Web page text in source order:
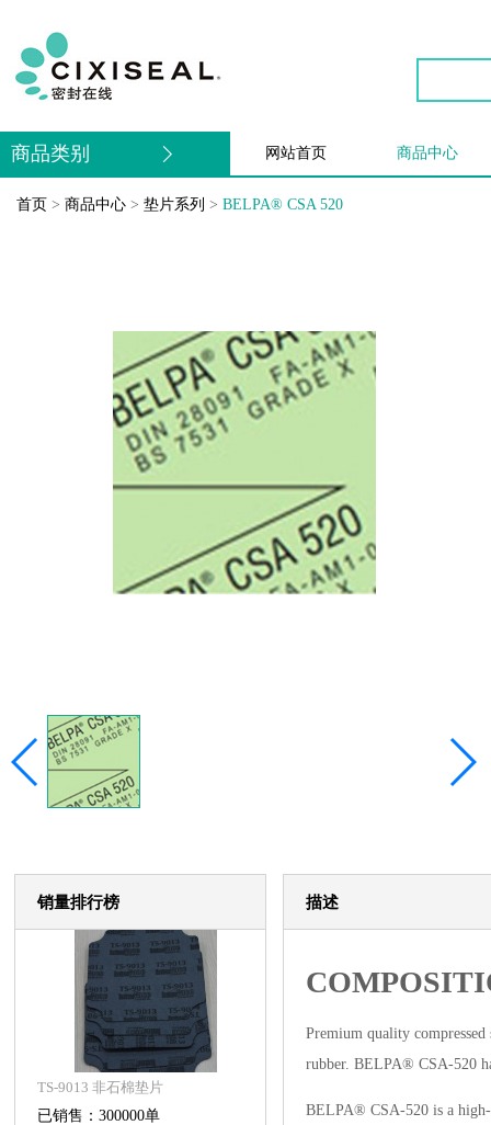
商品类别 网站首页 商品中心
首页 > 商品中心 > 垫片系列 > BELPA® CSA 520
销量排行榜
TS-9013 非石棉垫片
已销售：300000单
描述
Premium quality
rubber. BELPA® CSA-520
BELPA® CSA-520 is a high-